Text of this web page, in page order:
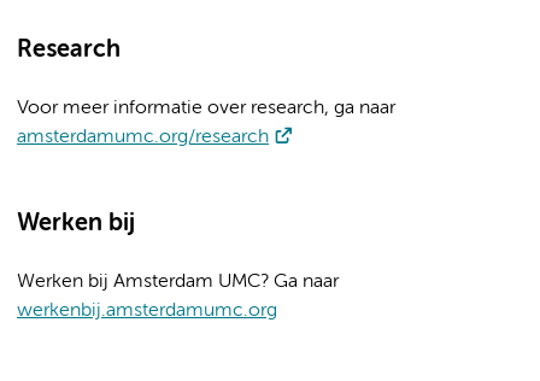
Research
Voor meer informatie over research, ga naar
amsterdamumc.org/research
Werken bij
Werken bij Amsterdam UMC? Ga naar
werkenbij.amsterdamumc.org